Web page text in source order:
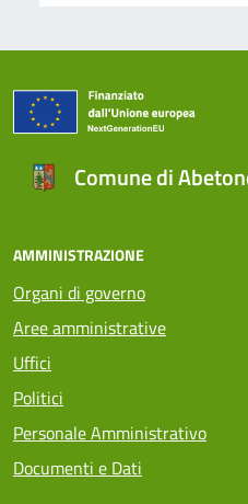
Comune di
AMMINISTRAZIONE
Organi di governo
Aree amministrative
Uffici
Politici
Personale Amministrativo
Documenti e Dati